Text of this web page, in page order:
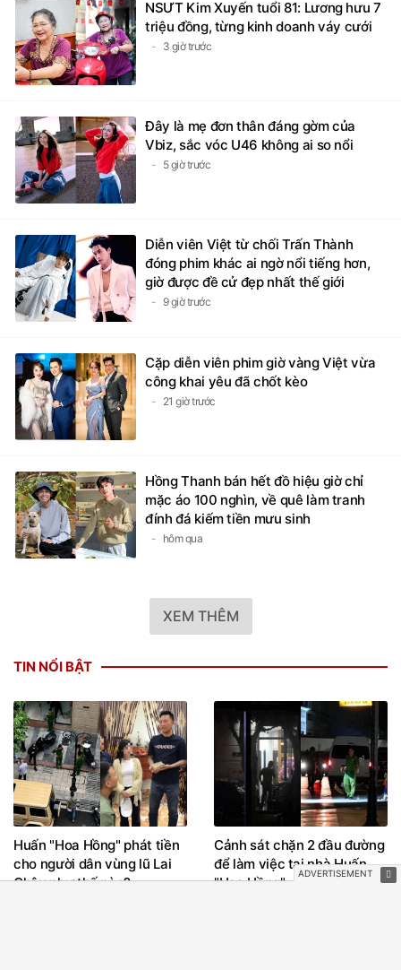
NSƯT Kim Xuyến tuổi 81: Lương hưu 7
triệu đồng, từng kinh doanh váy cưới
3 giờ trước
Đây là mẹ đơn thân đáng gờm của
Vbiz, sắc vóc U46 không ai so nổi
5 giờ trước
Diễn viên Việt từ chối Trấn Thành
đóng phim khác ai ngờ nổi tiếng hơn,
giờ được đề cử đẹp nhất thế giới
9 giờ trước
Cặp diễn viên phim giờ vàng Việt vừa
công khai yêu đã chốt kèo
21 giờ trước
Hồng Thanh bán hết đồ hiệu giờ chỉ
mặc áo 100 nghìn, về quê làm tranh
đính đá kiếm tiền mưu sinh
hôm qua
XEM THÊM
TIN NỔI BẬT
Huấn "Hoa Hồng" phát tiền
cho người dân vùng lũ Lai
Châu như thế nào?
Cảnh sát chặn 2 đầu đường
để làm việc tại nhà Huấn
"Hoa Hồng"